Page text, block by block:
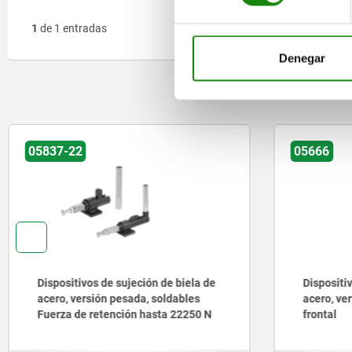
Denegar
1 de 1 entradas
05837-22
Dispositivos de sujeción de biela de
acero, versión pesada, soldables
Fuerza de retención hasta 22250 N
05666
acero,
frontal